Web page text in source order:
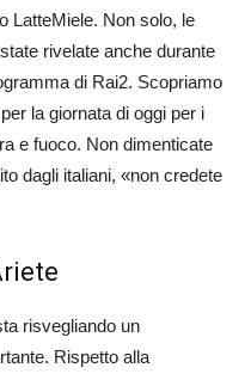
LatteMiele. Non solo, le
rivelate anche durante
di Rai2. Scopriamo
la giornata di oggi per i
e fuoco. Non dimenticate
dagli italiani, «non credete
risvegliando un
Rispetto alla